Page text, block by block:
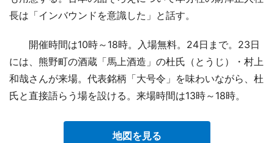
長は「インバウンドを意識した」と話す。
開催時間は10時～18時。入場無料。24日まで。23日
には、熊野町の酒蔵「馬上酒造」の杜氏（とうじ）・村上
和哉さんが来場。代表銘柄「大号令」を味わいながら、杜
氏と直接語らう場を設ける。来場時間は13時～18時。
地図を見る